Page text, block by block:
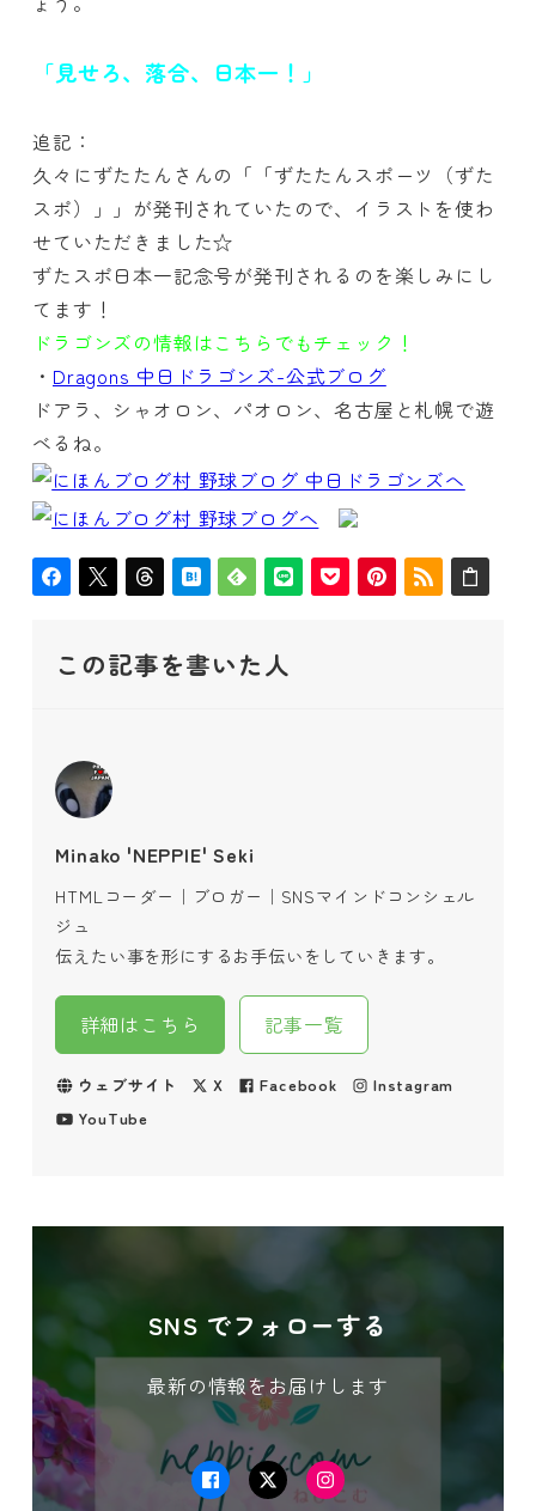
「見せろ、落合、日本一！」
追記：
久々にずたたんさんの「「ずたたんスポーツ（ずた
スポ）」」が発刊されていたので、イラストを使わ
せていただきました☆
ずたスポ日本一記念号が発刊されるのを楽しみにし
てます！
ドラゴンズの情報はこちらでもチェック！
・ Dragons 中日ドラゴンズ-公式ブログ
ドアラ、シャオロン、パオロン、名古屋と札幌で遊
べるね。
この記事を書いた人
Minako 'NEPPIE' Seki
HTMLコーダー｜ブロガー｜SNSマインドコンシェル
ジュ
伝えたい事を形にするお手伝いをしていきます。
詳細はこちら 記事一覧
ウェブサイト X Facebook
Instagram
YouTube
SNS でフォローする
最新の情報をお届けします
FacebookTwitterInstagram